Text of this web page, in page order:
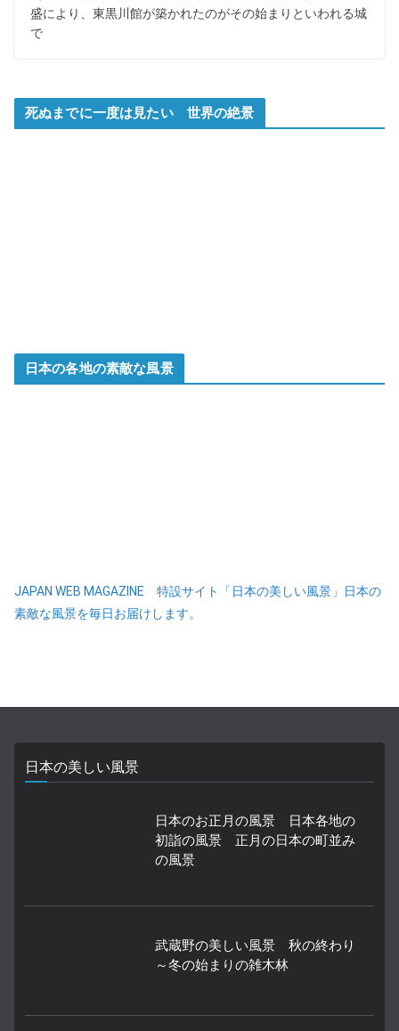
盛により、東黒川館が築かれたのがその始まりといわれる城
で
死ぬまでに一度は見たい 世界の絶景
日本の各地の素敵な風景
JAPAN WEB MAGAZINE 特設サイト「日本の美しい風景」日本の
素敵な風景を毎日お届けします。
日本の美しい風景
日本のお正月の風景 日本各地の
初詣の風景 正月の日本の町並み
の風景
武蔵野の美しい風景 秋の終わり
～冬の始まりの雑木林